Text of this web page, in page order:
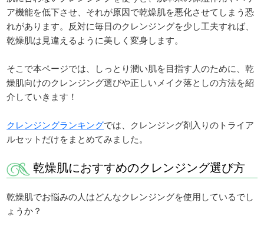
ア機能を低下させ、それが原因で乾燥肌を悪化させてしまう恐
れがあります。反対に毎日のクレンジングを少し工夫すれば、
乾燥肌は見違えるように美しく変身します。
そこで本ページでは、しっとり潤い肌を目指す人のために、乾
燥肌向けのクレンジング選びや正しいメイク落としの方法を紹
介していきます！
クレンジングランキングでは、クレンジング剤入りのトライア
ルセットだけをまとめてみました。
乾燥肌におすすめのクレンジング選び方
乾燥肌でお悩みの人はどんなクレンジングを使用しているでし
ょうか？